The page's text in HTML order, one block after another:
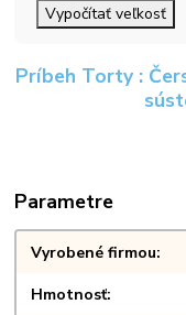
Vypočítať veľkosť
Príbeh Torty :
Parametre
Vyrobené firmou
Hmotnosť